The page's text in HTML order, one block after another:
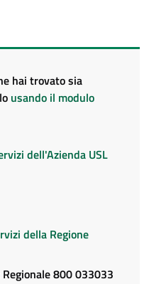
hai trovato sia
usando il modulo
dell'Azienda USL
della Regione
800 033033